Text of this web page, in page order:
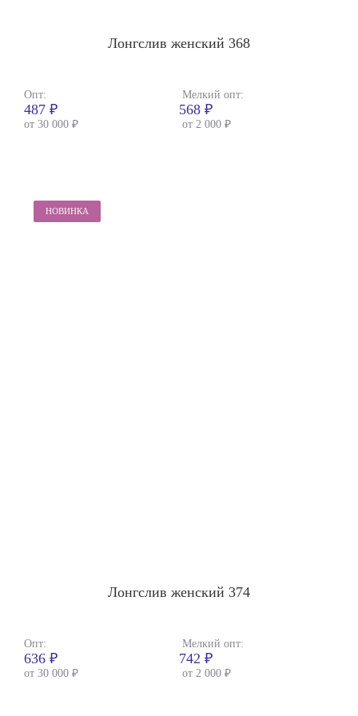
Лонгслив женский 368
Опт: Мелкий опт:
487 ₽ 568 ₽
от 30 000 ₽ от 2 000 ₽
НОВИНКА
Лонгслив женский 374
Опт: Мелкий опт:
636 ₽ 742 ₽
от 30 000 ₽ от 2 000 ₽